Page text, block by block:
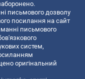
письмового дозволу
посилання на сайт
письмового
систем,
оригінальний